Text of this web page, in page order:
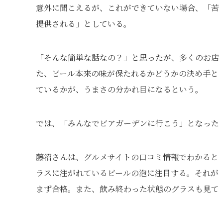
意外に聞こえるが、これができていない場合、「
提供される」としている。
「そんな簡単な話なの？」と思ったが、多くの
た、ビール本来の味が保たれるかどうかの決め手
ているかが、うまさの分かれ目になるという。
では、「みんなでビアガーデンに行こう」となっ
藤沼さんは、グルメサイトの口コミ情報でわかる
ラスに注がれているビールの泡に注目する。それ
まず合格。また、飲み終わった状態のグラスも見